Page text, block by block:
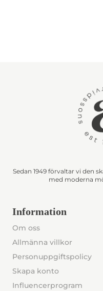
Sedan 1949 förvaltar vi den
med moderna
Information
Om oss
Allmänna villkor
Personuppgiftspolicy
Skapa konto
Influencerprogram